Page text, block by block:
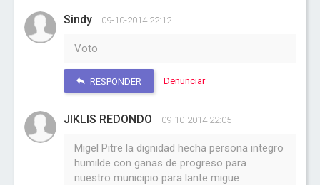
Sindy 09-10-2014 22:12
Voto
RESPONDER Denunciar
JIKLIS REDONDO 09-10-2014 22:05
Migel Pitre la dignidad hecha persona integro
humilde con ganas de progreso para
nuestro municipio para lante migue